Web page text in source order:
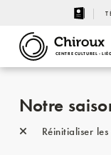
CENTRE CULTUREL -
Notre
Réinitialiser